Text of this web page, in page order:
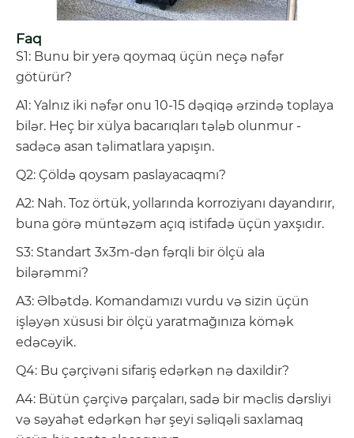
Faq
S1: Bunu bir yerə qoymaq üçün neçə nəfər
götürür?
A1: Yalnız iki nəfər onu 10-15 dəqiqə ərzində toplaya
bilər. Heç bir xülya bacarıqları tələb olunmur -
sadəcə asan təlimatlara yapışın.
Q2: Çöldə qoysam paslayacaqmı?
A2: Nah. Toz örtük, yollarında korroziyanı dayandırır,
buna görə müntəzəm açıq istifadə üçün yaxşıdır.
S3: Standart 3x3m-dən fərqli bir ölçü ala
bilərəmmi?
A3: Əlbətdə. Komandamızı vurdu və sizin üçün
işləyən xüsusi bir ölçü yaratmağınıza kömək
edəcəyik.
Q4: Bu çərçivəni sifariş edərkən nə daxildir?
A4: Bütün çərçivə parçaları, sadə bir məclis dərsliyi
və səyahət edərkən hər şeyi səliqəli saxlamaq